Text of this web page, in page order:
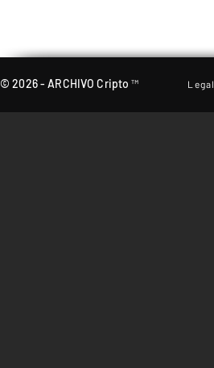
© 2026 - ARCHIVO Cripto ™